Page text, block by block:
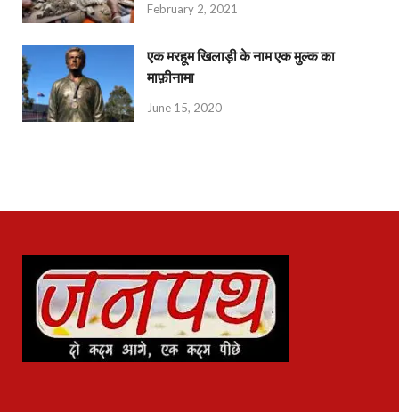
February 2, 2021
एक मरहूम खिलाड़ी के नाम एक मुल्क का
माफ़ीनामा
June 15, 2020